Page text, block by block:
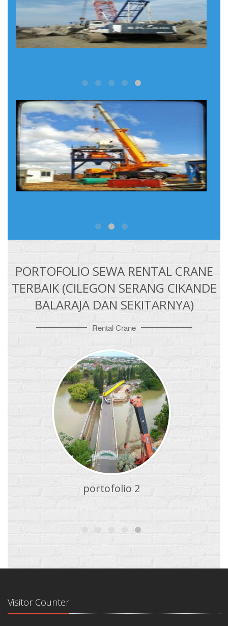
PORTOFOLIO SEWA RENTAL CRANE
TERBAIK (CILEGON SERANG CIKANDE
BALARAJA DAN SEKITARNYA)
Rental Crane
portofolio 2
Visitor Counter